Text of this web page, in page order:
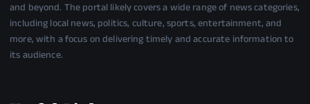
and beyond. The portal likely covers a wide range of news categories,
including local news, politics, culture, sports, entertainment, and
more, with a focus on delivering timely and accurate information to
its audience.